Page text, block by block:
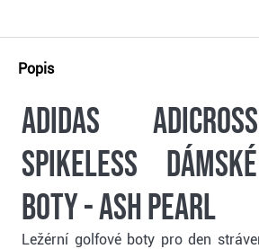
Popis
Adidas
Spikeless
boty - ash pearl
Ležérní golfové boty pro den